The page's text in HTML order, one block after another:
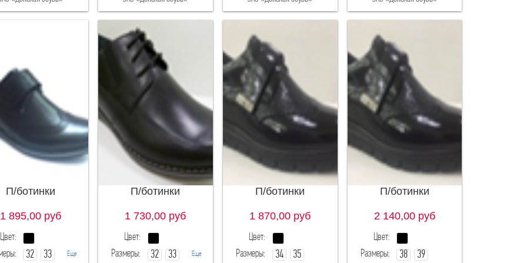
П/ботинки
1 895,00 руб
Цвет:
32
33
Еще
П/ботинки
1 730,00 руб
Цвет:
Размеры:
32
33
Еще
П/ботинки
1 870,00 руб
Цвет:
Размеры:
34
35
П/ботинки
2 140,00 руб
Цвет:
Размеры:
38 39